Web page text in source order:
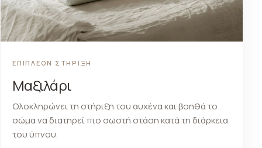
ΕΠΙΠΛΕΟΝ ΣΤΗΡΙΞΗ
Μαξιλάρι
Ολοκληρώνει τη στήριξη του αυχένα και βοηθά το
σώμα να διατηρεί πιο σωστή στάση κατά τη διάρκεια
του ύπνου.